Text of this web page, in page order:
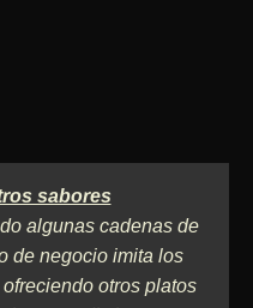
sabores
algunas cadenas de
de negocio imita los
otros platos